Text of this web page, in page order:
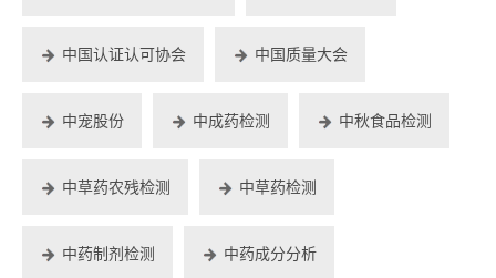
中国认证认可协会 中国质量大会
中宠股份 中成药检测 中秋食品检测
中草药农残检测 中草药检测
中药制剂检测 中药成分分析